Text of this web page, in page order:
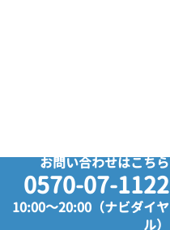
お問い合わせはこちら
0570-07-1122
10:00～20:00（ナビダイヤ
ル）